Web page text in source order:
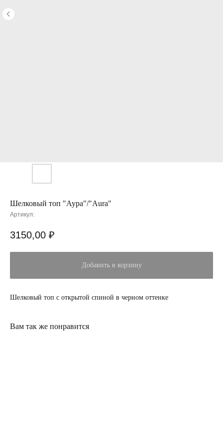
Шелковый топ "Аура"/"Aura"
Артикул:
3150,00 ₽
Добавить в корзину
Шелковый топ с открытой спиной в черном оттенке
Вам так же понравится